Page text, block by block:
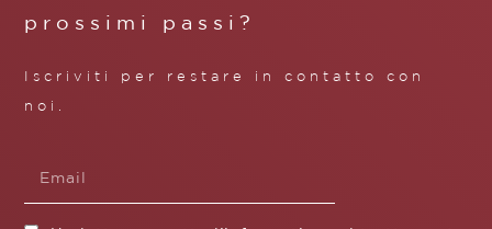
prossimi passi?
Iscriviti per restare in contatto con
noi.